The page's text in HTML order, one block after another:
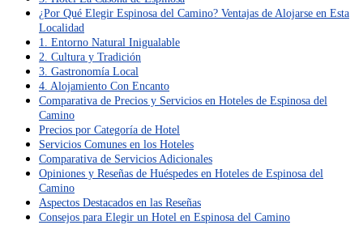
¿Por Qué Elegir Espinosa del Camino? Ventajas de Alojarse en Esta
Localidad
1. Entorno Natural Inigualable
2. Cultura y Tradición
3. Gastronomía Local
4. Alojamiento Con Encanto
Comparativa de Precios y Servicios en Hoteles de Espinosa del
Camino
Precios por Categoría de Hotel
Servicios Comunes en los Hoteles
Comparativa de Servicios Adicionales
Opiniones y Reseñas de Huéspedes en Hoteles de Espinosa del
Camino
Aspectos Destacados en las Reseñas
Consejos para Elegir un Hotel en Espinosa del Camino